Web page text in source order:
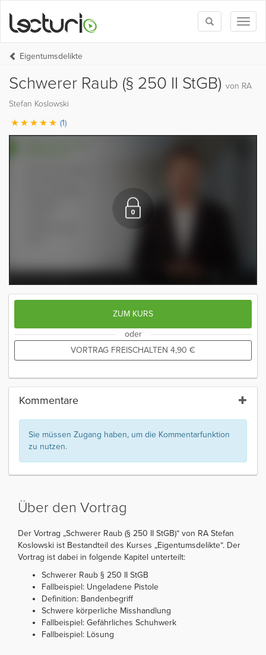
Toggle
search
Eigentumsdelikte
Schwerer Raub (§ 250 II StGB) von RA
Stefan Koslowski
(1)
ZUM KURS
oder
VORTRAG FREISCHALTEN 4,90 €
Kommentare
Sie müssen Zugang haben, um die Kommentarfunktion
zu nutzen.
Über den Vortrag
Der Vortrag „Schwerer Raub (§ 250 II StGB)“ von RA Stefan
Koslowski ist Bestandteil des Kurses „Eigentumsdelikte“. Der
Vortrag ist dabei in folgende Kapitel unterteilt:
Schwerer Raub § 250 II StGB
Fallbeispiel: Ungeladene Pistole
Definition: Bandenbegriff
Schwere körperliche Misshandlung
Fallbeispiel: Gefährliches Schuhwerk
Fallbeispiel: Lösung